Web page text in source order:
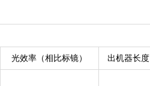
光效率（相比标镜） 出机器长度